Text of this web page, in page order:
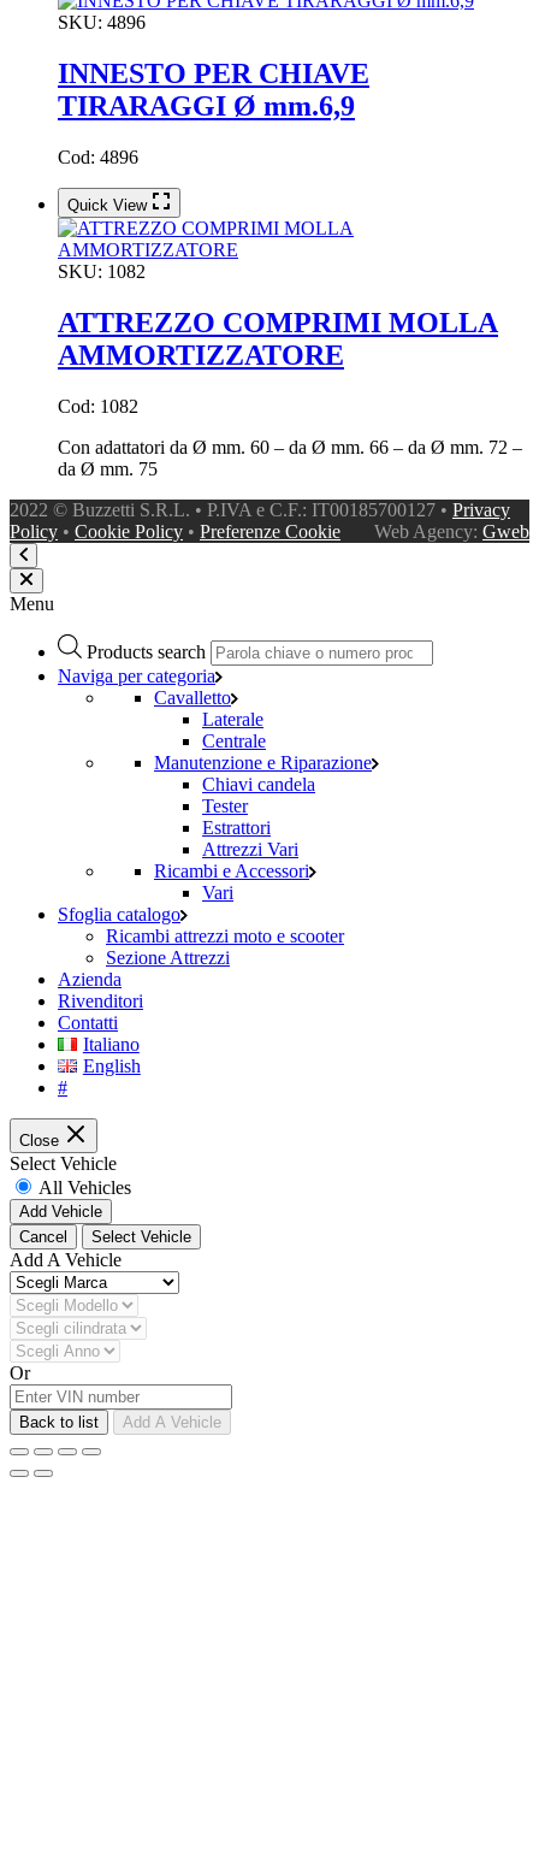
SKU: 4896
INNESTO PER CHIAVE
TIRARAGGI Ø mm.6,9
Cod: 4896
Quick View
SKU: 1082
ATTREZZO COMPRIMI MOLLA
AMMORTIZZATORE
Cod: 1082
Con adattatori da Ø mm. 60 – da Ø mm. 66 – da Ø mm. 72 –
da Ø mm. 75
2022 © Buzzetti S.R.L. • P.IVA e C.F.: IT00185700127 • Privacy
Policy • Cookie Policy • Preferenze Cookie Web Agency: Gweb
Menu
Products search
Naviga per categoria
Cavalletto
Laterale
Centrale
Manutenzione e Riparazione
Chiavi candela
Tester
Estrattori
Attrezzi Vari
Ricambi e Accessori
Vari
Sfoglia catalogo
Ricambi attrezzi moto e scooter
Sezione Attrezzi
Azienda
Rivenditori
Contatti
Italiano
English
#
Close
Select Vehicle
All Vehicles
Add Vehicle
Cancel
Select Vehicle
Add A Vehicle
Or
Back to list Add A Vehicle